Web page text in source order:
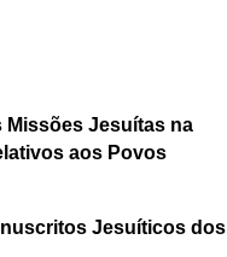
Missões Jesuítas na
aos Povos
Jesuíticos dos